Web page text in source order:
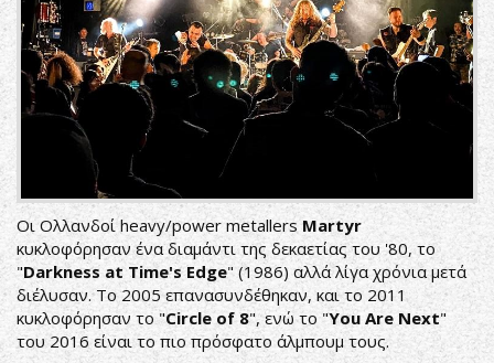
Oι Ολλανδοί heavy/power metallers Martyr
κυκλοφόρησαν ένα διαμάντι της δεκαετίας του '80, το
"Darkness at Time's Edge" (1986) αλλά λίγα χρόνια μετά
διέλυσαν. Το 2005 επανασυνδέθηκαν, και το 2011
κυκλοφόρησαν το "Circle of 8", ενώ το "You Are Next"
του 2016 είναι το πιο πρόσφατο άλμπουμ τους.